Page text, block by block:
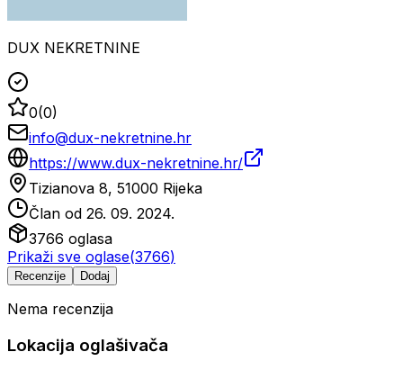
DUX NEKRETNINE
0(0)
info@dux-nekretnine.hr
https://www.dux-nekretnine.hr/
Tizianova 8, 51000 Rijeka
Član od 26. 09. 2024.
3766 oglasa
Prikaži sve oglase(3766)
Recenzije Dodaj
Nema recenzija
Lokacija oglašivača